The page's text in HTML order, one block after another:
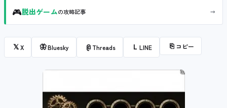
🎮脱出ゲームの攻略記事 →
𝕏X 🦋Bluesky @ Threads L LINE ⎘ コピー